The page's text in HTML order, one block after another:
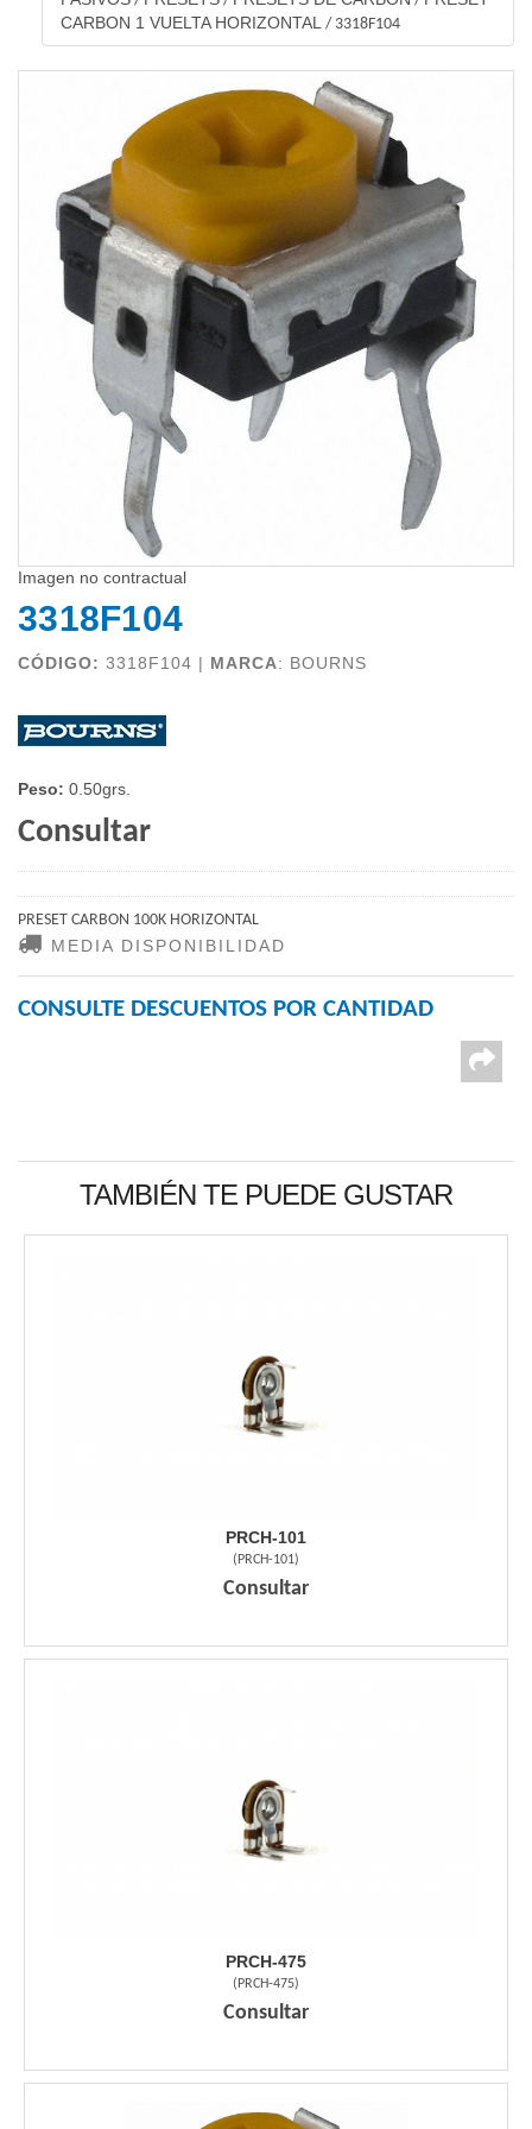
CARBON 1 VUELTA HORIZONTAL / 3318F104
Imagen no contractual
3318F104
CÓDIGO: 3318F104 | MARCA: BOURNS
Peso: 0.50grs.
Consultar
PRESET CARBON 100K HORIZONTAL
MEDIA DISPONIBILIDAD
CONSULTE DESCUENTOS POR CANTIDAD
TAMBIÉN TE PUEDE GUSTAR
PRCH-101
( PRCH-101)
Consultar
PRCH-475
( PRCH-475)
Consultar